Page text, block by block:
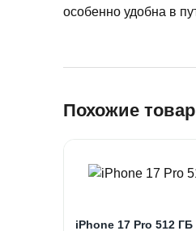
особенно удобна в
Похожие
iPhone 17 Pro 512 ГБ